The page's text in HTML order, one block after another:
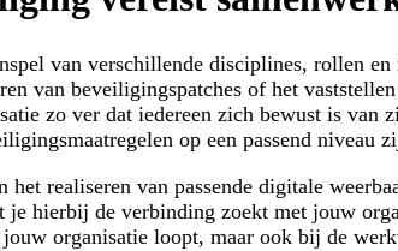
van verschillende disciplines, rollen
van beveiligingspatches of het
zo ver dat iedereen zich bewust is
op een passend niveau
realiseren van passende digitale
hierbij de verbinding zoekt met jouw
organisatie loopt, maar ook bij de